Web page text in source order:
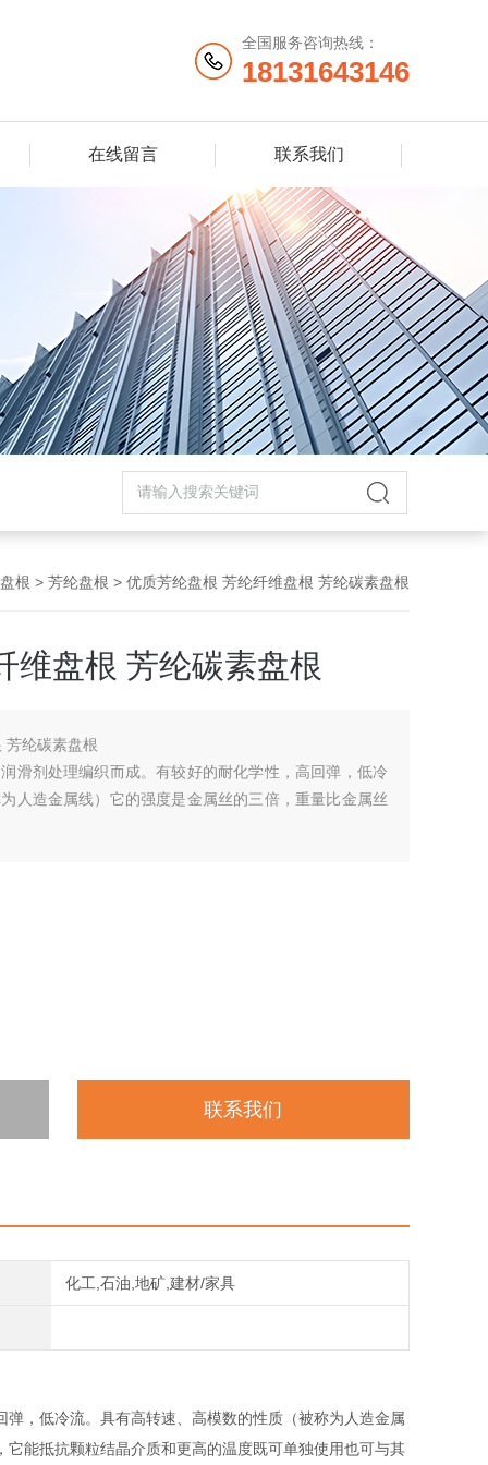
全国服务咨询热线：
18131643146
在线留言 联系我们
盘根 > 芳纶盘根 > 优质芳纶盘根 芳纶纤维盘根 芳纶碳素盘根
维盘根 芳纶碳素盘根
芳纶碳素盘根
滑剂处理编织而成。有较好的耐化学性，高回弹，低冷
人造金属线）它的强度是金属丝的三倍，重量比金属丝
联系我们
化工,石油,地矿,建材/家具
，低冷流。具有高转速、高模数的性质（被称为人造金属
能抵抗颗粒结晶介质和更高的温度既可单独使用也可与其